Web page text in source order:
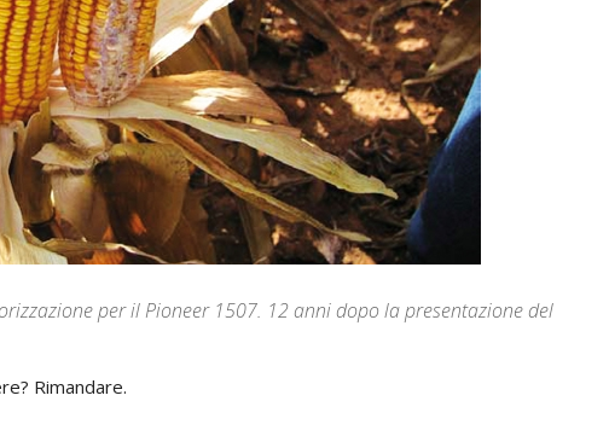
per il Pioneer 1507. 12 anni dopo la presentazione del
Rimandare.